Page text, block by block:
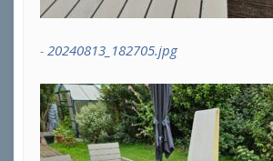
20240813_182705.jpg